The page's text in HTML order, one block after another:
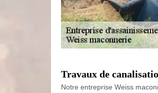
Travaux de
Notre entreprise Weiss